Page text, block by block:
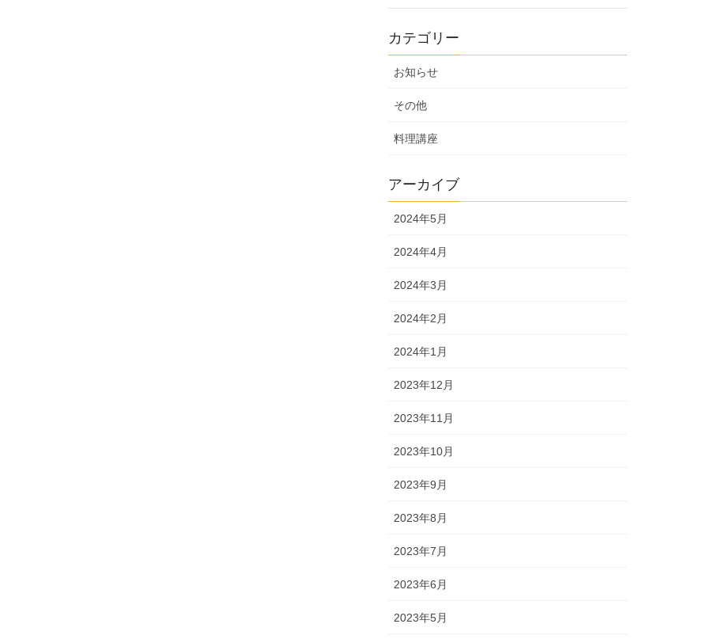
カテゴリー
お知らせ
その他
料理講座
アーカイブ
2024年5月
2024年4月
2024年3月
2024年2月
2024年1月
2023年12月
2023年11月
2023年10月
2023年9月
2023年8月
2023年7月
2023年6月
2023年5月